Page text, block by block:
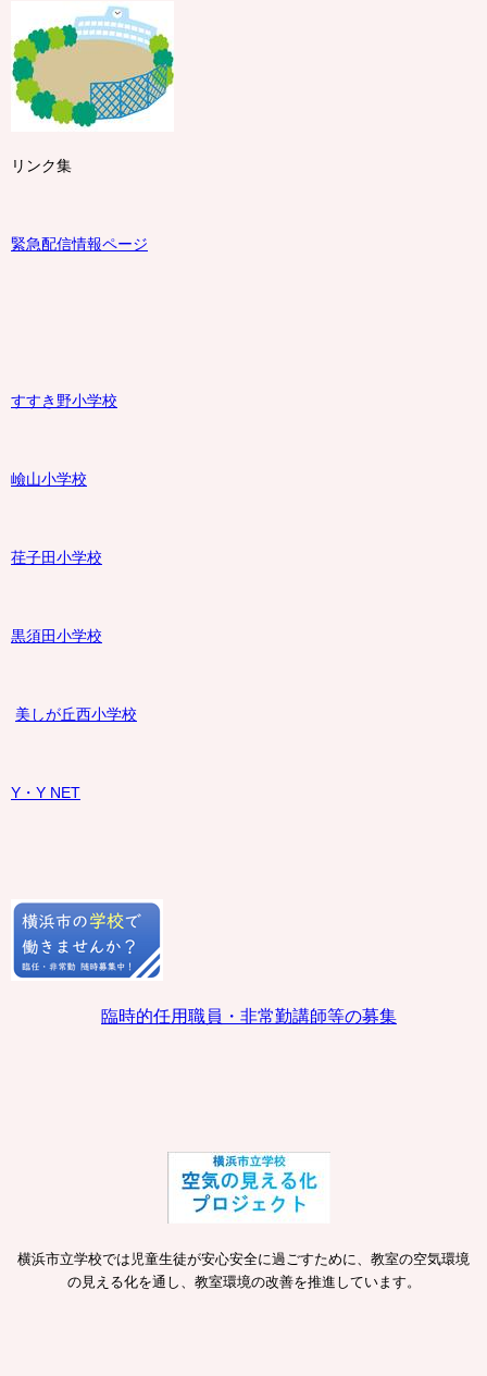
リンク集
緊急配信情報ページ
すすき野小学校
嶮山小学校
荏子田小学校
黒須田小学校
美しが丘西小学校
Y・Y NET
臨時的任用職員・非常勤講師等の募集
横浜市立学校では児童生徒が安心安全に過ごすために、教室の空気環境
の見える化を通し、教室環境の改善を推進しています。